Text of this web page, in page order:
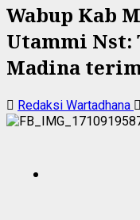
Wabup Kab
Utammi Nst:
Madina
Redaksi Wartadhana